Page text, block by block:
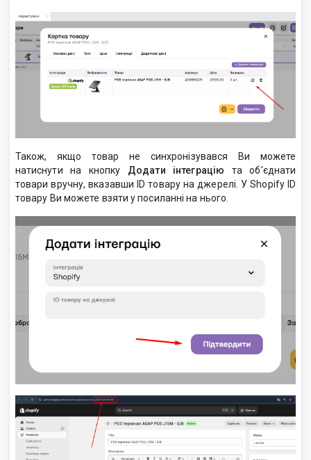
Також, якщо товар не синхронізувався Ви можете
натиснути на кнопку Додати інтеграцію та об'єднати
товари вручну, вказавши ID товару на джерелі. У Shopify ID
товару Ви можете взяти у посиланні на нього